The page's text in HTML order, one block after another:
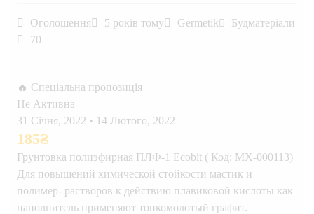
Оголошення 5 років тому Germetik
Будматеріали
70
🔥 Спеціальна пропозиція
Не Активна
31 Січня, 2022 • 14 Лютого, 2022
185₴
Грунтовка полиэфирная ПЛФ-1 Ecobit ( Код: МХ-000113)
Для повышений химической стойкости мастик и
полимер- растворов к действию плавиковой кислоты как
наполнитель применяют тонкомолотый графит.